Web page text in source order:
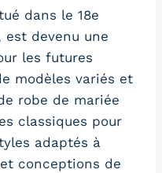
dans le 18e
devenu une
les futures
modèles variés et
robe de mariée
classiques pour
adaptés à
conceptions de